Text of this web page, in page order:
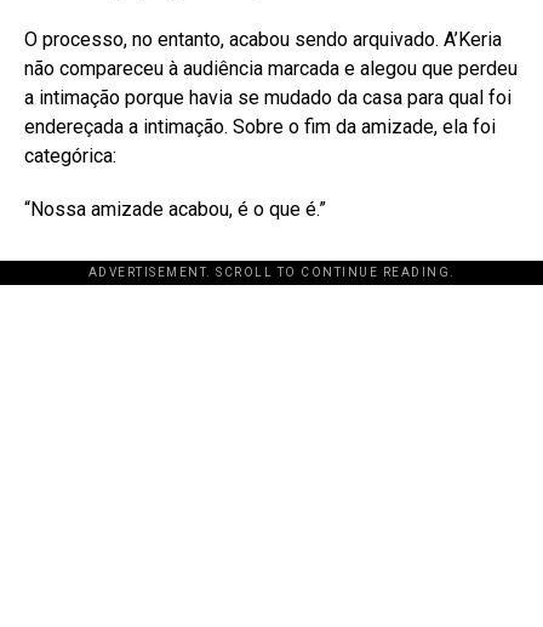
O processo, no entanto, acabou sendo arquivado. A’Keria
não compareceu à audiência marcada e alegou que perdeu
a intimação porque havia se mudado da casa para qual foi
endereçada a intimação. Sobre o fim da amizade, ela foi
categórica:
“Nossa amizade acabou, é o que é.”
ADVERTISEMENT. SCROLL TO CONTINUE READING.